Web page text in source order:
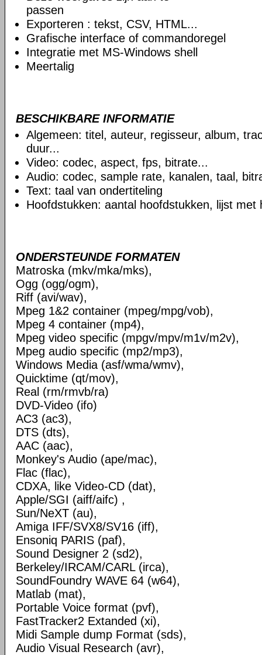
passen
Exporteren : tekst, CSV, HTML...
Grafische interface of commandoregel
Integratie met MS-Windows shell
Meertalig
BESCHIKBARE INFORMATIE
Algemeen: titel, auteur, regisseur, album,
duur...
Video: codec, aspect, fps, bitrate...
Audio: codec, sample rate, kanalen, taal,
Text: taal van ondertiteling
Hoofdstukken: aantal hoofdstukken, lijst met
ONDERSTEUNDE FORMATEN
Matroska (mkv/mka/mks),
Ogg (ogg/ogm),
Riff (avi/wav),
Mpeg 1&2 container (mpeg/mpg/vob),
Mpeg 4 container (mp4),
Mpeg video specific (mpgv/mpv/m1v/m2v),
Mpeg audio specific (mp2/mp3),
Windows Media (asf/wma/wmv),
Quicktime (qt/mov),
Real (rm/rmvb/ra)
DVD-Video (ifo)
AC3 (ac3),
DTS (dts),
AAC (aac),
Monkey's Audio (ape/mac),
Flac (flac),
CDXA, like Video-CD (dat),
Apple/SGI (aiff/aifc) ,
Sun/NeXT (au),
Amiga IFF/SVX8/SV16 (iff),
Ensoniq PARIS (paf),
Sound Designer 2 (sd2),
Berkeley/IRCAM/CARL (irca),
SoundFoundry WAVE 64 (w64),
Matlab (mat),
Portable Voice format (pvf),
FastTracker2 Extanded (xi),
Midi Sample dump Format (sds),
Audio Visual Research (avr),